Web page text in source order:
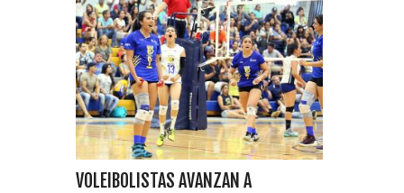
VOLEIBOLISTAS AVANZAN A